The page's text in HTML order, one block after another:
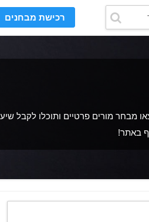
רכישת מבחנים
מורים פרטיים ותוכלו לקבל
באתר!